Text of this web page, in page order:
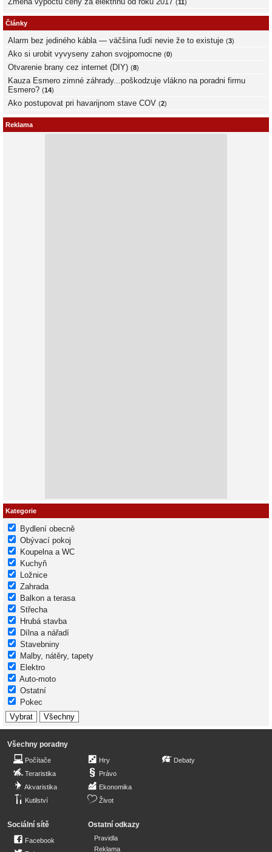
(11)
Články
Alarm bez jediného kábla — väčšina ľudí nevie že to existuje (3)
Ako si urobit vyvyseny zahon svojpomocne (0)
Otvarenie brany cez internet (DIY) (8)
Kauza Esmero zimné záhrady...poškodzuje vlákno na poradni firmu
Esmero? (14)
Ako postupovat pri havarijnom stave COV (2)
Reklama
Kategorie
Bydlení obecně
Obývací pokoj
Koupelna a WC
Kuchyň
Ložnice
Zahrada
Balkon a terasa
Střecha
Hrubá stavba
Dílna a nářadí
Stavebniny
Malby, nátěry, tapety
Elektro
Auto-moto
Ostatní
Pokec
Všechny poradny
Počítače
Teraristika
Akvaristika
Kutilství
Hry
Právo
Ekonomika
Život
Debaty
Sociální sítě
Facebook
Ostatní odkazy
Pravidla
Reklama